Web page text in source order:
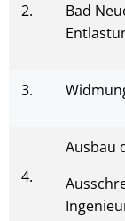
2.
Bad
3.
4.
Ausbau